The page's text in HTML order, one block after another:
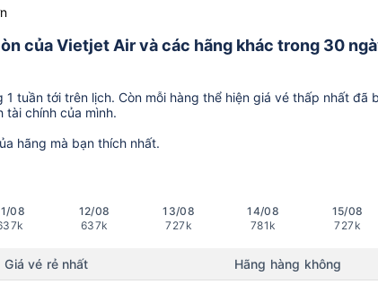
của Vietjet Air và các hãng khác trong 30
tuần tới trên lịch. Còn mỗi hàng thể hiện giá vé thấp nhất đã
tài chính của mình.
hãng mà bạn thích nhất.
08
12/08
637k
13/08
727k
14/08
781k
15/08
727k
Giá vé rẻ nhất Hãng hàng không